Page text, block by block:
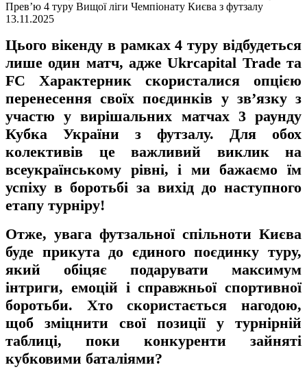
Прев’ю 4 туру Вищої ліги Чемпіонату Києва з футзалу
13.11.2025
Цього вікенду в рамках 4 туру відбудеться
лише один матч, адже Ukrcapital Trade та
FC Характерник скористалися опцією
перенесення своїх поєдинків у зв’язку з
участю у вирішальних матчах 3 раунду
Кубка України з футзалу. Для обох
колективів це важливий виклик на
всеукраїнському рівні, і ми бажаємо їм
успіху в боротьбі за вихід до наступного
етапу турніру!
Отже, увага футзальної спільноти Києва
буде прикута до єдиного поєдинку туру,
який обіцяє подарувати максимум
інтриги, емоцій і справжньої спортивної
боротьби. Хто скористається нагодою,
щоб зміцнити свої позиції у турнірній
таблиці, поки конкуренти зайняті
кубковими баталіями?